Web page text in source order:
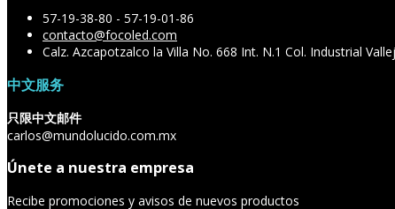
57-19-38-80 - 57-19-01-86
contacto@focoled.com
Calz. Azcapotzalco la Villa No. 668 Int. N.1 Col. Industrial
中文服务
只限中文邮件
carlos@mundolucido.com.mx
Únete a nuestra empresa
Recibe promociones y avisos de nuevos productos